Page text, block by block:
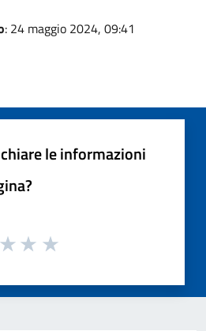
: 24 maggio 2024, 09:41
le informazioni